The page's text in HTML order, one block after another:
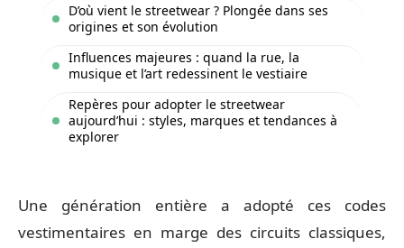
D’où vient le streetwear ? Plongée dans ses
origines et son évolution
Influences majeures : quand la rue, la
musique et l’art redessinent le vestiaire
Repères pour adopter le streetwear
aujourd’hui : styles, marques et tendances à
explorer
Une génération entière a adopté ces codes
vestimentaires en marge des circuits classiques,